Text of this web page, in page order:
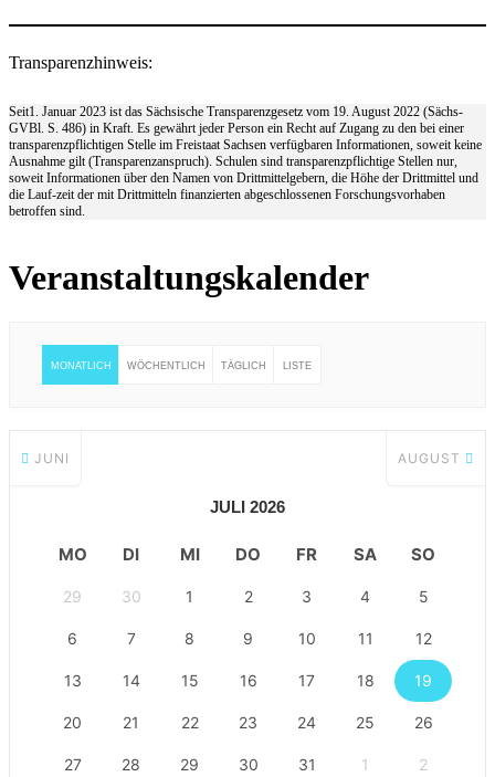
Transparenzhinweis:
Seit1. Januar 2023 ist das Sächsische Transparenzgesetz vom 19. August 2022 (Sächs-
GVBl. S. 486) in Kraft. Es gewährt jeder Person ein Recht auf Zugang zu den bei einer
transparenzpflichtigen Stelle im Freistaat Sachsen verfügbaren Informationen, soweit keine
Ausnahme gilt (Transparenzanspruch). Schulen sind transparenzpflichtige Stellen nur,
soweit Informationen über den Namen von Drittmittelgebern, die Höhe der Drittmittel und
die Lauf-zeit der mit Drittmitteln finanzierten abgeschlossenen Forschungsvorhaben
betroffen sind.
Veranstaltungskalender
MONATLICH WÖCHENTLICH TÄGLICH LISTE
JUNI
JULI 2026
AUGUST
MO DI MI DO FR SA SO
29 30 1 2 3 4 5
6 7 8 9 10 11 12
13 14 15 16 17 18 19
20 21 22 23 24 25 26
27 28 29 30 31 1 2